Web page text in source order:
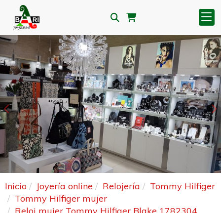
Anterior
Inicio Joyería online Relojería
Tommy Hilfiger
Tommy Hilfiger mujer